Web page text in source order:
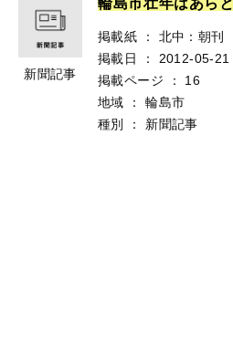
新聞記事
掲載紙 ：
北中：朝刊
掲載日
：
2012-05-21
掲載ページ
：
16
地域
：
輪島市
種別
： 新聞記事